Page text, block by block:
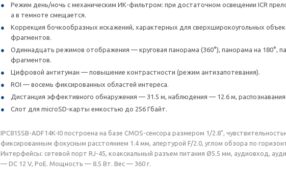
Режим день/ночь с механическим ИК-фильтром: при достаточном освещении ICR
а в темноте смещается.
Коррекция бочкообразных искажений, характерных для сверхширокоугольных
фрагментов.
Одиннадцать режимов отображения — круговая панорама (360°), панорама на 180°,
фрагментов.
Цифровой антитуман — повышение контрастности (режим антизапотевания).
ROI — восемь фиксированных областей интереса.
Дистанция эффективного обнаружения — 31.5 м, наблюдения — 12.6 м,
Слот для microSD-карты емкостью до 256 Гбайт.
IPC815SB-ADF14K-I0 построена на базе CMOS-сенсора размером 1/2.8",
фиксированным фокусным расстоянием 1.4 мм, апертурой F/2.0, углом обзора по
Интерфейсы: сетевой порт RJ-45, коаксиальный разъем питания Ø5.5 мм, аудиовход,
— DC 12 V, PoE. Мощность — 8.5 Вт. Вес — 360 г.